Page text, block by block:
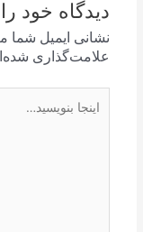
دیدگاه‌ خود
نشانی ایمیل شما
علامت‌گذاری
بنویسید…